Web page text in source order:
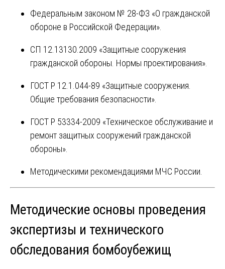
Федеральным законом № 28-ФЗ «О гражданской
обороне в Российской Федерации».
СП 12.13130.2009 «Защитные сооружения
гражданской обороны. Нормы проектирования».
ГОСТ Р 12.1.044-89 «Защитные сооружения.
Общие требования безопасности».
ГОСТ Р 53334-2009 «Техническое обслуживание и
ремонт защитных сооружений гражданской
обороны».
Методическими рекомендациями МЧС России.
Методические основы проведения
экспертизы и технического
обследования бомбоубежищ